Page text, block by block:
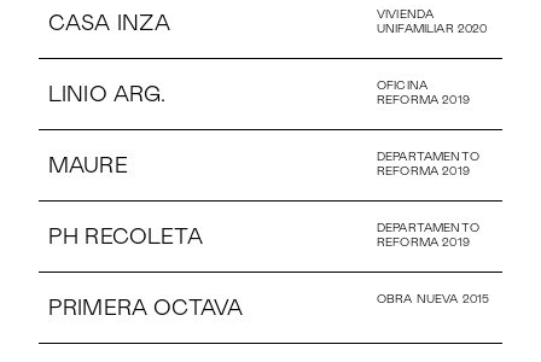
CASA INZA
VIVIENDA
UNIFAMILIAR 2020
LINIO ARG.
OFICINA
REFORMA 2019
MAURE
DEPARTAMENTO
REFORMA 2019
PH RECOLETA
DEPARTAMENTO
REFORMA 2019
PRIMERA OCTAVA OBRA NUEVA 2015